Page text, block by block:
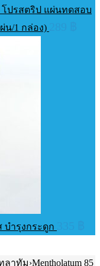
โปรสตริป แผ่นทดสอบ
น/1 กล่อง)
บำรุงกระดูก
ลาทัม›Mentholatum 85